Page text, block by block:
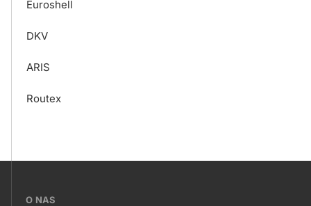
Euroshell
DKV
ARIS
Routex
???O NAS